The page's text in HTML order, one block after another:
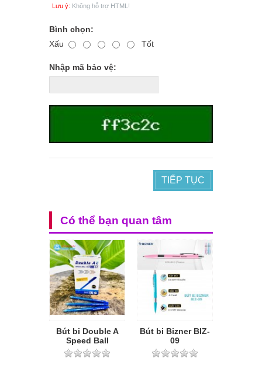
Lưu ý: Không hỗ trợ HTML!
Bình chọn:
Xấu
Tốt
Nhập mã bảo vệ:
TIẾP TỤC
Có thể bạn quan tâm
Bút bi Double A
Speed Ball
Bút bi Bizner BIZ-
09